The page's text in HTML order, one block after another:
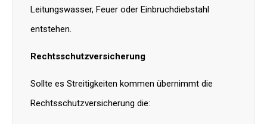
Leitungswasser, Feuer oder Einbruchdiebstahl
entstehen.
Rechtsschutzversicherung
Sollte es Streitigkeiten kommen übernimmt die
Rechtsschutzversicherung die: